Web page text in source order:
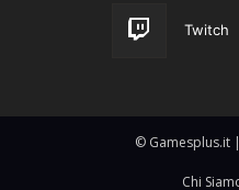
Twitch
© Gamesplus.it
Chi